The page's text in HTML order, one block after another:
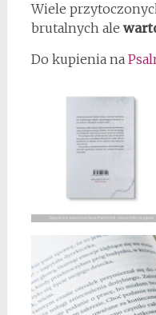
Wiele
brutalnych ale
Do kupienia na